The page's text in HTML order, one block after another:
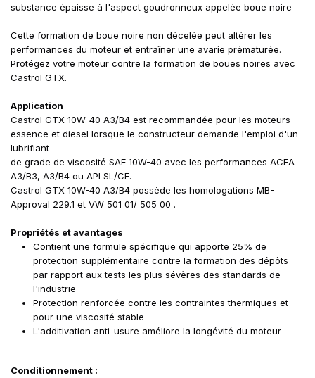
substance épaisse à l'aspect goudronneux appelée boue noire
Cette formation de boue noire non décelée peut altérer les
performances du moteur et entraîner une avarie prématurée.
Protégez votre moteur contre la formation de boues noires avec
Castrol GTX.
Application
Castrol GTX 10W-40 A3/B4 est recommandée pour les moteurs
essence et diesel lorsque le constructeur demande l'emploi d'un
lubrifiant
de grade de viscosité SAE 10W-40 avec les performances ACEA
A3/B3, A3/B4 ou API SL/CF.
Castrol GTX 10W-40 A3/B4 possède les homologations MB-
Approval 229.1 et VW 501 01/ 505 00 .
Propriétés et avantages
Contient une formule spécifique qui apporte 25% de
protection supplémentaire contre la formation des dépôts
par rapport aux tests les plus sévères des standards de
l'industrie
Protection renforcée contre les contraintes thermiques et
pour une viscosité stable
L'additivation anti-usure améliore la longévité du moteur
Conditionnement :